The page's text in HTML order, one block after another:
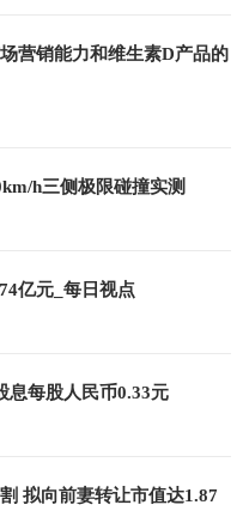
营销能力和维生素D产品的
h三侧极限碰撞实测
亿元_每日视点
息每股人民币0.33元
拟向前妻转让市值达1.87